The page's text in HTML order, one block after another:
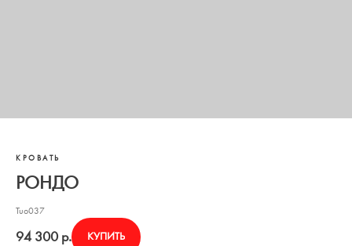
КРОВАТЬ
РОНДО
Tuo037
94 300 р. КУПИТЬ